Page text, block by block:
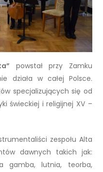
powstał przy Zamku
działa w całej Polsce.
specjalizujących się od
świeckiej i religijnej XV –
zespołu Alta
dawnych takich jak:
gamba, lutnia, teorba,